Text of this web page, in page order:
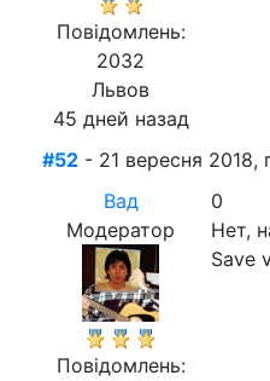
Повідомлень:
2032
Львов
45 дней назад
#52 - 21 вересня 2018,
Вад
Модератор
Повідомлень:
0
Нет,
Save